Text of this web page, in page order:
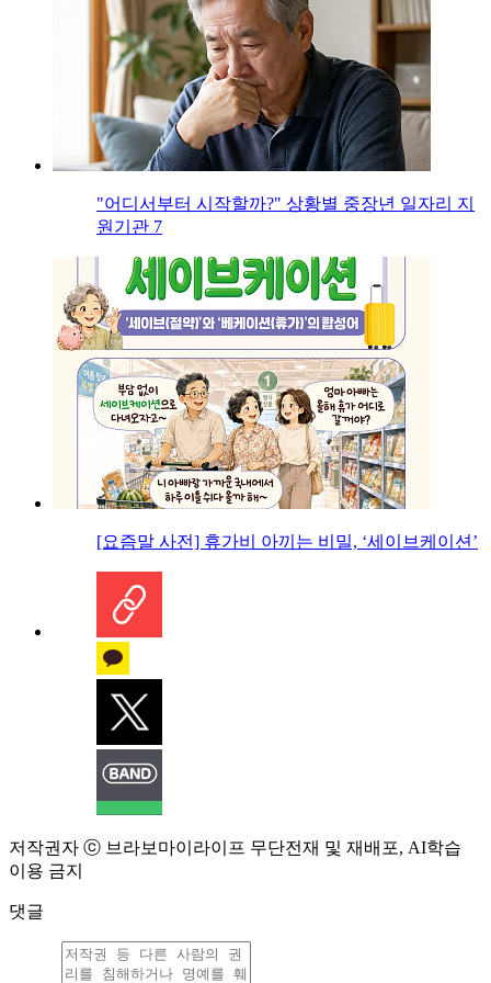
"어디서부터 시작할까?" 상황별 중장년 일자리 지
원기관 7
[요즘말 사전] 휴가비 아끼는 비밀, ‘세이브케이션’
저작권자 ⓒ 브라보마이라이프 무단전재 및 재배포, AI학습
이용 금지
댓글